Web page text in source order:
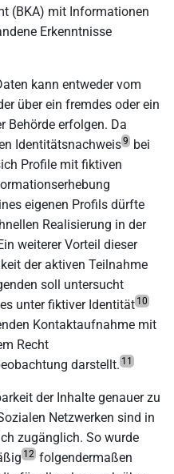
(BKA) mit Informationen
Erkenntnisse
kann entweder vom
über ein fremdes oder ein
Behörde erfolgen. Da
Identitätsnachweis9 bei
Profile mit fiktiven
eigenen Profils dürfte
Realisierung in der
weiterer Vorteil dieser
der aktiven Teilnahme
soll untersucht
unter fiktiver Identität 10
Kontaktaufnahme mit
Recht
darstellt. 11
der Inhalte genauer zu
Netzwerken sind in
zugänglich. So wurde
12 folgendermaßen